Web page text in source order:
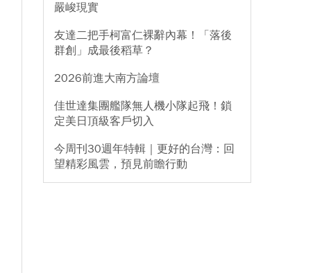
嚴峻現實
友達二把手柯富仁裸辭內幕！「落後
群創」成最後稻草？
2026前進大南方論壇
佳世達集團艦隊無人機小隊起飛！鎖
定美日頂級客戶切入
今周刊30週年特輯｜更好的台灣：回
望精彩風雲，預見前瞻行動